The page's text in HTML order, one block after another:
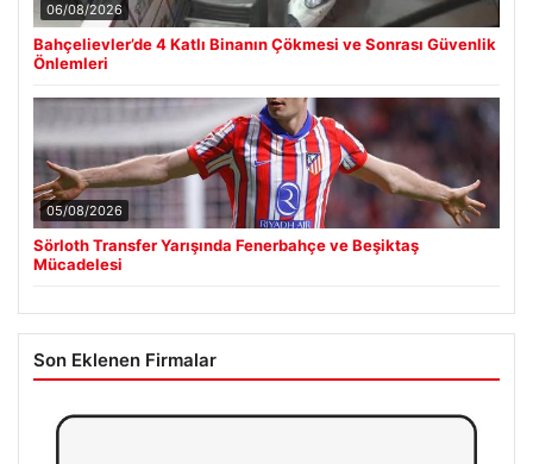
06/08/2026
Bahçelievler’de 4 Katlı Binanın Çökmesi ve Sonrası Güvenlik
Önlemleri
05/08/2026
Sörloth Transfer Yarışında Fenerbahçe ve Beşiktaş
Mücadelesi
Son Eklenen Firmalar